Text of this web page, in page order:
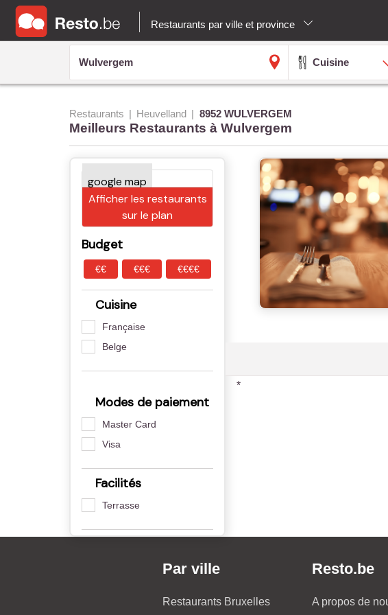
Restaurants par ville et province
Cuisine
Restaurants Heuvelland 8952 WULVERGEM
Meilleurs Restaurants à Wulvergem
Afficher les restaurants
sur le plan
Budget
€€ €€€ €€€€
Cuisine
Française
Belge
Modes de paiement
Master Card
Visa
Facilités
Terrasse
*
Par ville
Restaurants Bruxelles
Resto.be
A propos de